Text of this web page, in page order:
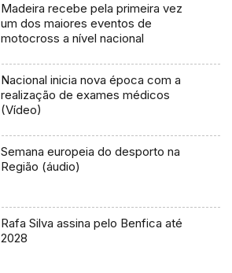
Madeira recebe pela primeira vez
um dos maiores eventos de
motocross a nível nacional
Nacional inicia nova época com a
realização de exames médicos
(Vídeo)
Semana europeia do desporto na
Região (áudio)
Rafa Silva assina pelo Benfica até
2028